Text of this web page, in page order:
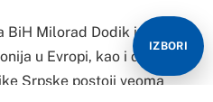
Milorad Dodik izjavio je
u Evropi, kao i da za
Srpske postoji veoma
IZBORI